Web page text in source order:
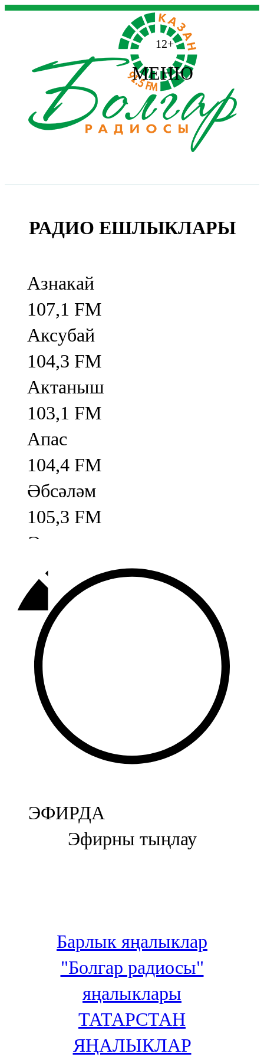
12+
МЕНЮ
РАДИО ЕШЛЫКЛАРЫ
Азнакай
107,1 FM
Аксубай
104,3 FM
Актаныш
103,1 FM
Апас
104,4 FM
Әбсәләм
105,3 FM
Әлмәт
92,9 FM
Базарлы матак
107,1 FM
Балык бистәсе
104,9 FM
Баулы
107,5 FM
Биләр
Болгар
106,0 FM
Бөгелмә
100,3 FM
106,6 FM
Кадыбаш
105,2 FM
ЭФИРДА
Эфирны тыңлау
Барлык яңалыклар
"Болгар радиосы"
яңалыклары
ТАТАРСТАН
ЯҢАЛЫКЛАР